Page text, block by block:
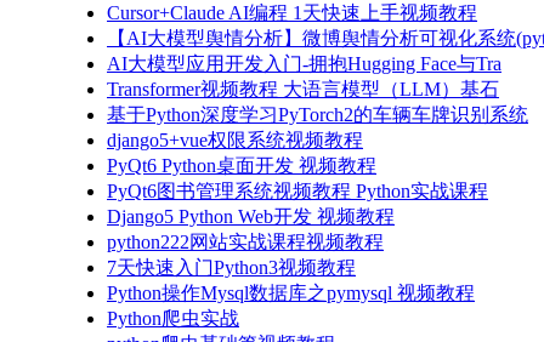
Cursor+Claude AI编程 1天快速上手视频教程
【AI大模型舆情分析】微博舆情分析可视化系统
AI大模型应用开发入门-拥抱Hugging Face与Tra
Transformer视频教程 大语言模型（LLM）基石
基于Python深度学习PyTorch2的车辆车牌识别系统
django5+vue权限系统视频教程
PyQt6 Python桌面开发 视频教程
PyQt6图书管理系统视频教程 Python实战课程
Django5 Python Web开发 视频教程
python222网站实战课程视频教程
7天快速入门Python3视频教程
Python操作Mysql数据库之pymysql 视频教程
Python爬虫实战